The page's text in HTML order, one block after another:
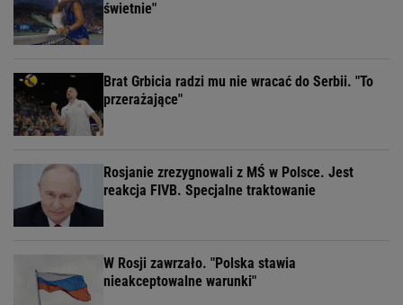
świetnie"
Brat Grbicia radzi mu nie wracać do Serbii. "To
przerażające"
Rosjanie zrezygnowali z MŚ w Polsce. Jest
reakcja FIVB. Specjalne traktowanie
W Rosji zawrzało. "Polska stawia
nieakceptowalne warunki"